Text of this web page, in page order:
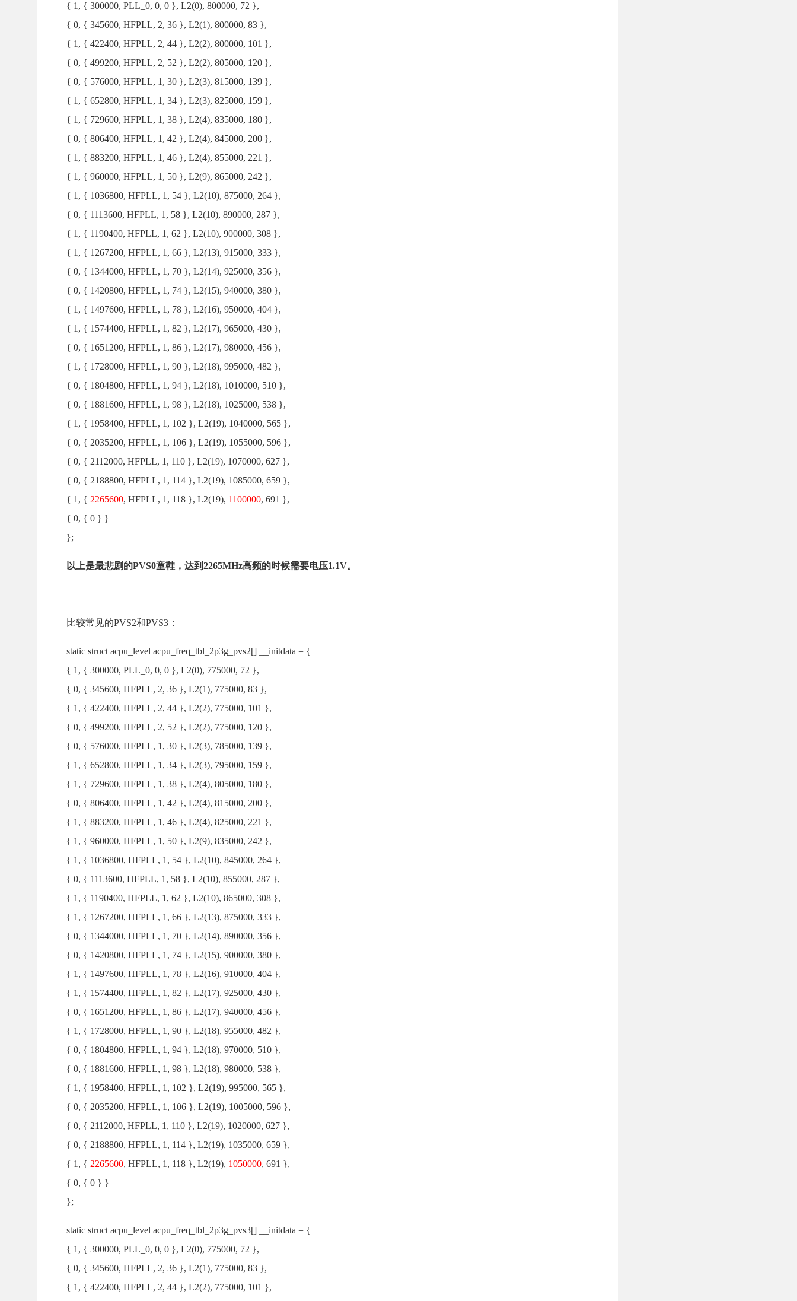
{ 1, { 300000, PLL_0, 0, 0 }, L2(0), 800000, 72 },
{ 0, { 345600, HFPLL, 2, 36 }, L2(1), 800000, 83 },
{ 1, { 422400, HFPLL, 2, 44 }, L2(2), 800000, 101 },
{ 0, { 499200, HFPLL, 2, 52 }, L2(2), 805000, 120 },
{ 0, { 576000, HFPLL, 1, 30 }, L2(3), 815000, 139 },
{ 1, { 652800, HFPLL, 1, 34 }, L2(3), 825000, 159 },
{ 1, { 729600, HFPLL, 1, 38 }, L2(4), 835000, 180 },
{ 0, { 806400, HFPLL, 1, 42 }, L2(4), 845000, 200 },
{ 1, { 883200, HFPLL, 1, 46 }, L2(4), 855000, 221 },
{ 1, { 960000, HFPLL, 1, 50 }, L2(9), 865000, 242 },
{ 1, { 1036800, HFPLL, 1, 54 }, L2(10), 875000, 264 },
{ 0, { 1113600, HFPLL, 1, 58 }, L2(10), 890000, 287 },
{ 1, { 1190400, HFPLL, 1, 62 }, L2(10), 900000, 308 },
{ 1, { 1267200, HFPLL, 1, 66 }, L2(13), 915000, 333 },
{ 0, { 1344000, HFPLL, 1, 70 }, L2(14), 925000, 356 },
{ 0, { 1420800, HFPLL, 1, 74 }, L2(15), 940000, 380 },
{ 1, { 1497600, HFPLL, 1, 78 }, L2(16), 950000, 404 },
{ 1, { 1574400, HFPLL, 1, 82 }, L2(17), 965000, 430 },
{ 0, { 1651200, HFPLL, 1, 86 }, L2(17), 980000, 456 },
{ 1, { 1728000, HFPLL, 1, 90 }, L2(18), 995000, 482 },
{ 0, { 1804800, HFPLL, 1, 94 }, L2(18), 1010000, 510 },
{ 0, { 1881600, HFPLL, 1, 98 }, L2(18), 1025000, 538 },
{ 1, { 1958400, HFPLL, 1, 102 }, L2(19), 1040000, 565 },
{ 0, { 2035200, HFPLL, 1, 106 }, L2(19), 1055000, 596 },
{ 0, { 2112000, HFPLL, 1, 110 }, L2(19), 1070000, 627 },
{ 0, { 2188800, HFPLL, 1, 114 }, L2(19), 1085000, 659 },
{ 1, { 2265600, HFPLL, 1, 118 }, L2(19), 1100000, 691 },
{ 0, { 0 } }
};
以上是最悲剧的PVS0童鞋，达到2265MHz高频的时候需要电压1.1V。
比较常见的PVS2和PVS3：
static struct acpu_level acpu_freq_tbl_2p3g_pvs2[] __initdata = {
{ 1, { 300000, PLL_0, 0, 0 }, L2(0), 775000, 72 },
{ 0, { 345600, HFPLL, 2, 36 }, L2(1), 775000, 83 },
{ 1, { 422400, HFPLL, 2, 44 }, L2(2), 775000, 101 },
{ 0, { 499200, HFPLL, 2, 52 }, L2(2), 775000, 120 },
{ 0, { 576000, HFPLL, 1, 30 }, L2(3), 785000, 139 },
{ 1, { 652800, HFPLL, 1, 34 }, L2(3), 795000, 159 },
{ 1, { 729600, HFPLL, 1, 38 }, L2(4), 805000, 180 },
{ 0, { 806400, HFPLL, 1, 42 }, L2(4), 815000, 200 },
{ 1, { 883200, HFPLL, 1, 46 }, L2(4), 825000, 221 },
{ 1, { 960000, HFPLL, 1, 50 }, L2(9), 835000, 242 },
{ 1, { 1036800, HFPLL, 1, 54 }, L2(10), 845000, 264 },
{ 0, { 1113600, HFPLL, 1, 58 }, L2(10), 855000, 287 },
{ 1, { 1190400, HFPLL, 1, 62 }, L2(10), 865000, 308 },
{ 1, { 1267200, HFPLL, 1, 66 }, L2(13), 875000, 333 },
{ 0, { 1344000, HFPLL, 1, 70 }, L2(14), 890000, 356 },
{ 0, { 1420800, HFPLL, 1, 74 }, L2(15), 900000, 380 },
{ 1, { 1497600, HFPLL, 1, 78 }, L2(16), 910000, 404 },
{ 1, { 1574400, HFPLL, 1, 82 }, L2(17), 925000, 430 },
{ 0, { 1651200, HFPLL, 1, 86 }, L2(17), 940000, 456 },
{ 1, { 1728000, HFPLL, 1, 90 }, L2(18), 955000, 482 },
{ 0, { 1804800, HFPLL, 1, 94 }, L2(18), 970000, 510 },
{ 0, { 1881600, HFPLL, 1, 98 }, L2(18), 980000, 538 },
{ 1, { 1958400, HFPLL, 1, 102 }, L2(19), 995000, 565 },
{ 0, { 2035200, HFPLL, 1, 106 }, L2(19), 1005000, 596 },
{ 0, { 2112000, HFPLL, 1, 110 }, L2(19), 1020000, 627 },
{ 0, { 2188800, HFPLL, 1, 114 }, L2(19), 1035000, 659 },
{ 1, { 2265600, HFPLL, 1, 118 }, L2(19), 1050000, 691 },
{ 0, { 0 } }
};
static struct acpu_level acpu_freq_tbl_2p3g_pvs3[] __initdata = {
{ 1, { 300000, PLL_0, 0, 0 }, L2(0), 775000, 72 },
{ 0, { 345600, HFPLL, 2, 36 }, L2(1), 775000, 83 },
{ 1, { 422400, HFPLL, 2, 44 }, L2(2), 775000, 101 },